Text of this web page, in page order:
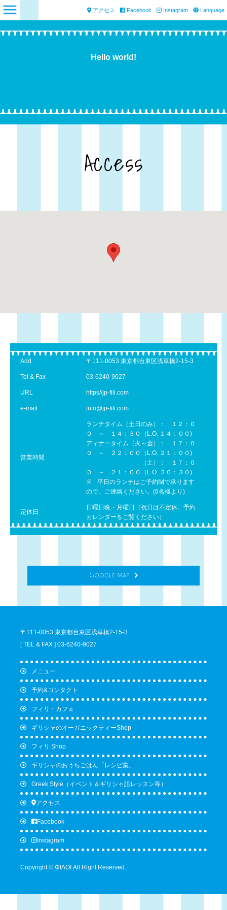
アクセス Facebook Instagram Language
Hello world!
Access
Add 〒111-0053 東京都台東区浅草橋2-15-3
Tel & Fax 03-6240-9027
URL https//jp-fili.com
e-mail info@jp-fili.com
営業時間
ランチタイム（土日のみ）： １２：０
０ ～ １４：３０（L.O. １４：００)
ディナータイム（火～金）： １７：０
０ ～ ２２：００（L.O. ２１：００)
（土）： １７：０
０ ～ ２１：００（L.O. ２０：３０)
※ 平日のランチはご予約制で承ります
ので、ご連絡ください。(6名様より)
定休日
日曜日晩・月曜日（祝日は不定休。予約
カレンダーをご覧ください）
Google Map
〒111-0053 東京都台東区浅草橋2-15-3
[ TEL & FAX ] 03-6240-9027
メニュー
予約&コンタクト
フィリ・カフェ
ギリシャのオーガニックティーShop
フィリ Shop
ギリシャのおうちごはん「レシピ集」
Greek Style（イベント＆ギリシャ語レッスン等）
アクセス
Facebook
Instagram
Copyright © ΦΙΛΟΙ All Right Reserved.